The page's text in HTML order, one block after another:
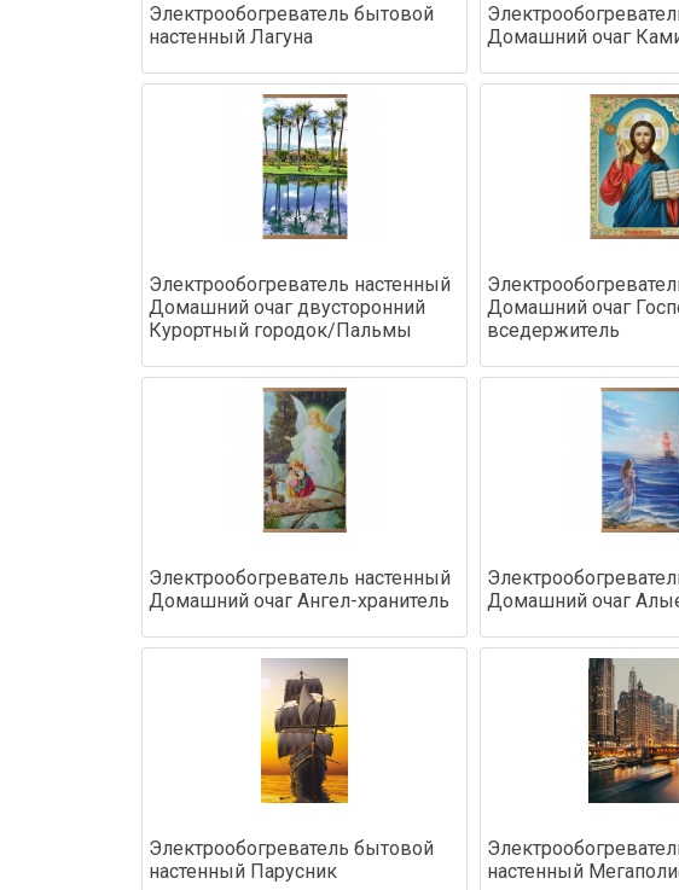
Электрообогреватель бытовой
настенный Лагуна
Домашний очаг
Электрообогреватель настенный
Домашний очаг двусторонний
Курортный городок/Пальмы
Домашний очаг
вседержитель
Электрообогреватель настенный
Домашний очаг Ангел-хранитель
Домашний очаг
Электрообогреватель бытовой
настенный Парусник
настенный